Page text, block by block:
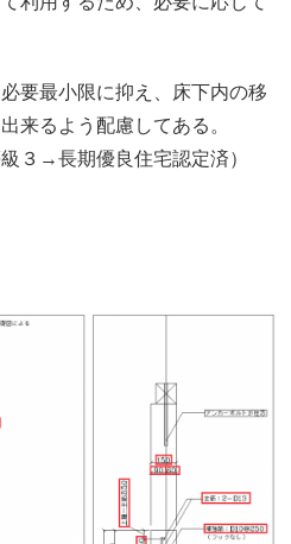
要最小限に抑え、床下内の移
来るよう配慮してある。
３→長期優良住宅認定済）